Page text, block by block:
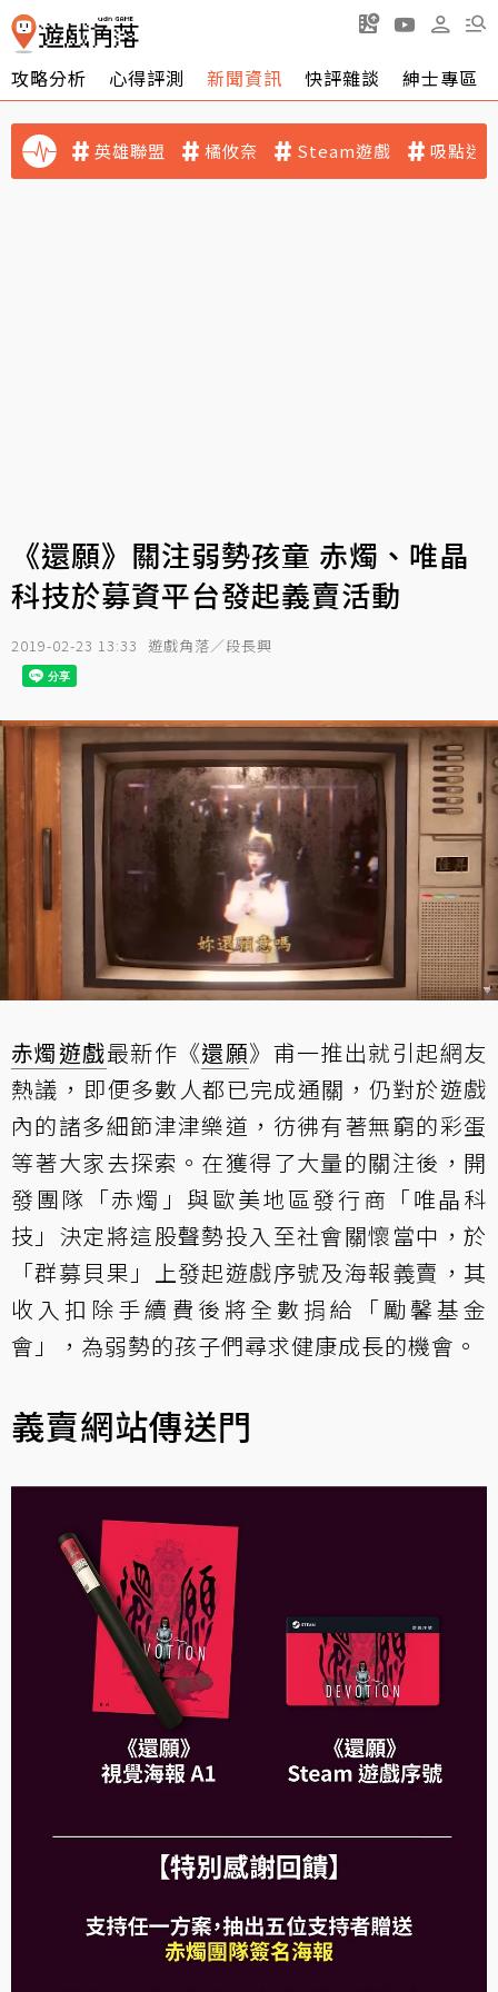
攻略分析 心得評測 新聞資訊 快評雜談 紳士專區
英雄聯盟 橘攸奈 Steam遊戲 吸點迷
《還願》關注弱勢孩童 赤燭、唯晶
科技於募資平台發起義賣活動
2019-02-23 13:33 遊戲角落／段長興
赤燭遊戲最新作《還願》甫一推出就引起網友
熱議，即便多數人都已完成通關，仍對於遊戲
內的諸多細節津津樂道，彷彿有著無窮的彩蛋
等著大家去探索。在獲得了大量的關注後，開
發團隊「赤燭」與歐美地區發行商「唯晶科
技」決定將這股聲勢投入至社會關懷當中，於
「群募貝果」上發起遊戲序號及海報義賣，其
收入扣除手續費後將全數捐給「勵馨基金
會」，為弱勢的孩子們尋求健康成長的機會。
義賣網站傳送門